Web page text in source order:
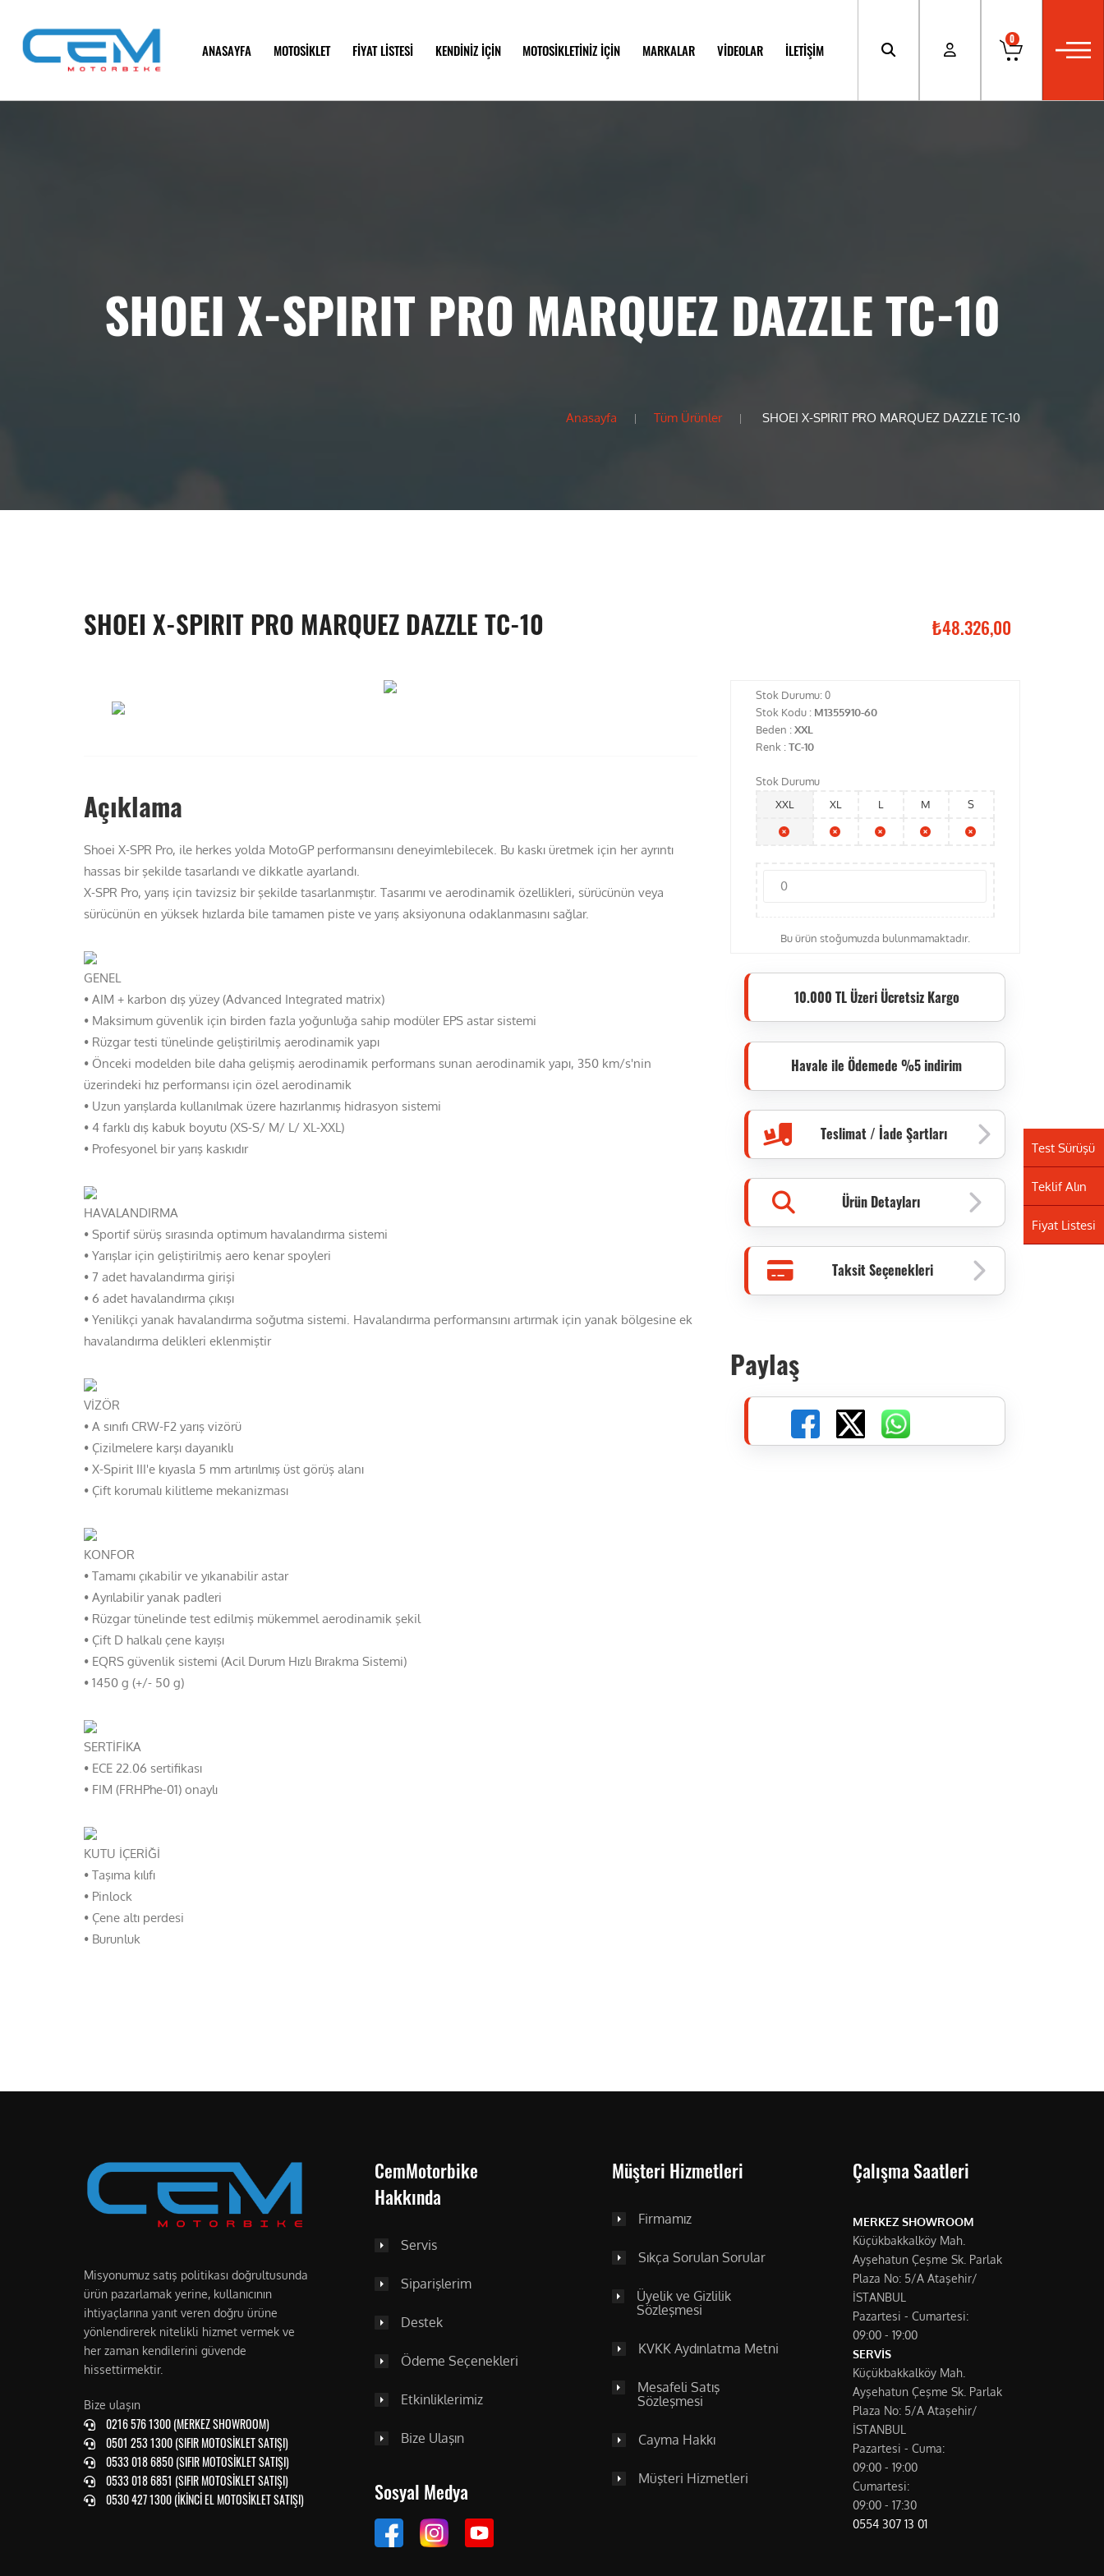
ANASAYFA MOTOSİKLET FİYAT LİSTESİ KENDİNİZ İÇİN MOTOSİKLETİNİZ İÇİN MARKALAR VİDEOLAR İLETİŞİM
0
SHOEI X-SPIRIT PRO MARQUEZ DAZZLE TC-10
Anasayfa Tüm Ürünler SHOEI X-SPIRIT PRO MARQUEZ DAZZLE TC-10
SHOEI X-SPIRIT PRO MARQUEZ DAZZLE TC-10 ₺48.326,00
Açıklama
Shoei X-SPR Pro, ile herkes yolda MotoGP performansını deneyimlebilecek. Bu kaskı üretmek için her ayrıntı
hassas bir şekilde tasarlandı ve dikkatle ayarlandı.
X-SPR Pro, yarış için tavizsiz bir şekilde tasarlanmıştır. Tasarımı ve aerodinamik özellikleri, sürücünün veya
sürücünün en yüksek hızlarda bile tamamen piste ve yarış aksiyonuna odaklanmasını sağlar.
GENEL
• AIM + karbon dış yüzey (Advanced Integrated matrix)
• Maksimum güvenlik için birden fazla yoğunluğa sahip modüler EPS astar sistemi
• Rüzgar testi tünelinde geliştirilmiş aerodinamik yapı
• Önceki modelden bile daha gelişmiş aerodinamik performans sunan aerodinamik yapı, 350 km/s'nin
üzerindeki hız performansı için özel aerodinamik
• Uzun yarışlarda kullanılmak üzere hazırlanmış hidrasyon sistemi
• 4 farklı dış kabuk boyutu (XS-S/ M/ L/ XL-XXL)
• Profesyonel bir yarış kaskıdır
HAVALANDIRMA
• Sportif sürüş sırasında optimum havalandırma sistemi
• Yarışlar için geliştirilmiş aero kenar spoyleri
• 7 adet havalandırma girişi
• 6 adet havalandırma çıkışı
• Yenilikçi yanak havalandırma soğutma sistemi. Havalandırma performansını artırmak için yanak bölgesine ek
havalandırma delikleri eklenmiştir
VİZÖR
• A sınıfı CRW-F2 yarış vizörü
• Çizilmelere karşı dayanıklı
• X-Spirit III'e kıyasla 5 mm artırılmış üst görüş alanı
• Çift korumalı kilitleme mekanizması
KONFOR
• Tamamı çıkabilir ve yıkanabilir astar
• Ayrılabilir yanak padleri
• Rüzgar tünelinde test edilmiş mükemmel aerodinamik şekil
• Çift D halkalı çene kayışı
• EQRS güvenlik sistemi (Acil Durum Hızlı Bırakma Sistemi)
• 1450 g (+/- 50 g)
SERTİFİKA
• ECE 22.06 sertifikası
• FIM (FRHPhe-01) onaylı
KUTU İÇERİĞİ
• Taşıma kılıfı
• Pinlock
• Çene altı perdesi
• Burunluk
Stok Durumu: 0
Stok Kodu : M1355910-60
Beden :XXL
Renk :TC-10
Stok Durumu
XXL
XL L M S
Bu ürün stoğumuzda bulunmamaktadır.
10.000 TL Üzeri Ücretsiz Kargo
Havale ile Ödemede %5 indirim
Teslimat / İade Şartları
Ürün Detayları
Taksit Seçenekleri
Paylaş
Misyonumuz satış politikası doğrultusunda
ürün pazarlamak yerine, kullanıcının
ihtiyaçlarına yanıt veren doğru ürüne
yönlendirerek nitelikli hizmet vermek ve
her zaman kendilerini güvende
hissettirmektir.
Bize ulaşın
0216 576 1300 (MERKEZ SHOWROOM)
0501 253 1300 (SIFIR MOTOSİKLET SATIŞI)
0533 018 6850 (SIFIR MOTOSİKLET SATIŞI)
0533 018 6851 (SIFIR MOTOSİKLET SATIŞI)
0530 427 1300 (İKİNCİ EL MOTOSİKLET SATIŞI)
CemMotorbike
Hakkında
Servis
Siparişlerim
Destek
Ödeme Seçenekleri
Etkinliklerimiz
Bize Ulaşın
Sosyal Medya
Müşteri Hizmetleri
Firmamız
Sıkça Sorulan Sorular
Üyelik ve Gizlilik
Sözleşmesi
KVKK Aydınlatma Metni
Mesafeli Satış
Sözleşmesi
Cayma Hakkı
Müşteri Hizmetleri
Çalışma Saatleri
MERKEZ SHOWROOM
Küçükbakkalköy Mah.
Ayşehatun Çeşme Sk. Parlak
Plaza No: 5/A Ataşehir/
İSTANBUL
Pazartesi - Cumartesi:
09:00 - 19:00
SERVİS
Küçükbakkalköy Mah.
Ayşehatun Çeşme Sk. Parlak
Plaza No: 5/A Ataşehir/
İSTANBUL
Pazartesi - Cuma:
09:00 - 19:00
Cumartesi:
09:00 - 17:30
0554 307 13 01
Test Sürüşü
Teklif Alın
Fiyat Listesi